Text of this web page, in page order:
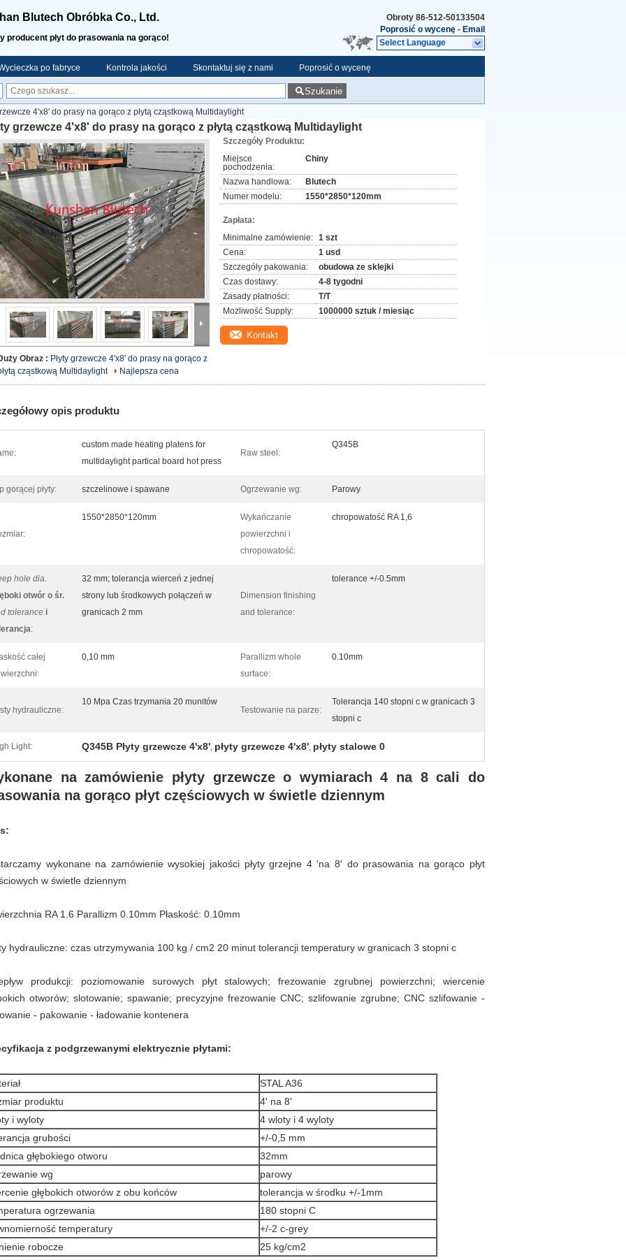
Blutech Obróbka Co., Ltd.
producent płyt do prasowania na gorąco!
Obroty 86-512-50133504
Poprosić o wycenę - Email
Select Language
po fabryce Kontrola jakości Skontaktuj się z nami Poprosić o wycenę
Szukanie
4'x8' do prasy na gorąco z płytą cząstkową Multidaylight
grzewcze 4'x8' do prasy na gorąco z płytą cząstkową Multidaylight
Obraz : Płyty grzewcze 4'x8' do prasy na gorąco z
cząstkową Multidaylight
Najlepsza cena
Szczegóły Produktu:
Miejsce
pochodzenia:
Chiny
Nazwa handlowa:
Blutech
Numer modelu:
1550*2850*120mm
Zapłata:
Minimalne zamówienie: 1 szt
Cena:
1 usd
Szczegóły pakowania:
obudowa ze sklejki
Czas dostawy:
4-8 tygodni
Zasady płatności:
T/T
Możliwość Supply:
1000000 sztuk / miesiąc
Kontakt
opis produktu
custom made heating platens for
multidaylight partical board hot press
Raw steel:
Q345B
gorącej płyty: szczelinowe i spawane Ogrzewanie wg: Parowy
1550*2850*120mm
Wykańczanie
powierzchni i
chropowatość:
chropowatość RA 1,6
hole dia.
otwór o śr.
tolerance i
:
32 mm; tolerancja wierceń z jednej
strony lub środkowych połączeń w
granicach 2 mm
Dimension finishing
and tolerance:
tolerance +/-0.5mm
całej
0,10 mm
Parallizm whole
surface:
0.10mm
hydrauliczne:
10 Mpa Czas trzymania 20 munitów
Testowanie na parze:
Tolerancja 140 stopni c w granicach 3
stopni c
Light: Q345B Płyty grzewcze 4'x8', płyty grzewcze 4'x8', płyty stalowe 0
na zamówienie płyty grzewcze o wymiarach 4 na 8 cali do
na gorąco płyt częściowych w świetle dziennym
wykonane na zamówienie wysokiej jakości płyty grzejne 4 'na 8' do prasowania na gorąco płyt
w świetle dziennym
RA 1.6 Parallizm 0.10mm Płaskość: 0.10mm
hydrauliczne: czas utrzymywania 100 kg / cm2 20 minut tolerancji temperatury w granicach 3 stopni c
produkcji: poziomowanie surowych płyt stalowych; frezowanie zgrubnej powierzchni; wiercenie
otworów; slotowanie; spawanie; precyzyjne frezowanie CNC; szlifowanie zgrubne; CNC szlifowanie -
- pakowanie - ładowanie kontenera
z podgrzewanymi elektrycznie płytami:
STAL A36
produktu
4' na 8'
i wyloty
4 wloty i 4 wyloty
grubości
+/-0,5 mm
głębokiego otworu
32mm
wg
parowy
głębokich otworów z obu końców
tolerancja w środku +/-1mm
ogrzewania
180 stopni C
temperatury
+/-2 c-grey
robocze
25 kg/cm2